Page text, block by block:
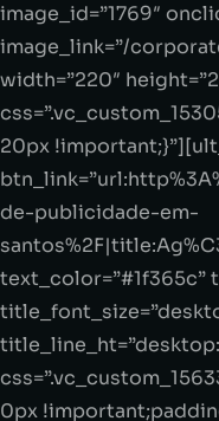
image_id=”1769″
image_link=”/
width=”220″
20px
de-publicidade-em-
text_color=”#1f365c”
0px